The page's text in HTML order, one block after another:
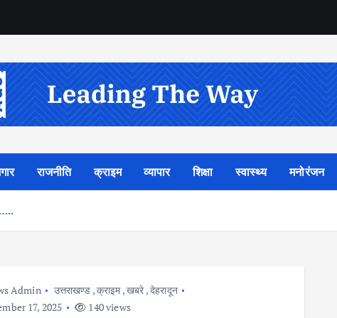
राजनीति क्राइम व्यापार शिक्षा स्वास्थ्य मनोरंजन
Admin उत्तराखण्ड ,क्राइम,खबरे ,देहरादून
17, 2025
140 views